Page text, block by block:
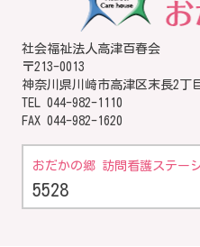
社会福祉法人高津百春会
〒213-0013
神奈川県川崎市高津区末長2丁
TEL 044-982-1110
FAX 044-982-1620
おだかの郷 訪問看護ステー
5528